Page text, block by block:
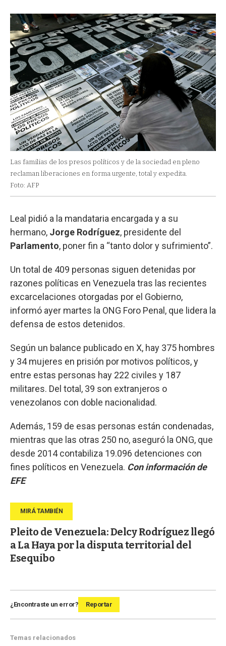
Las familias de los presos políticos y de la sociedad en pleno
reclaman liberaciones en forma urgente, total y expedita.
Foto: AFP
Leal pidió a la mandataria encargada y a su
hermano, Jorge Rodríguez, presidente del
Parlamento, poner fin a “tanto dolor y sufrimiento”.
Un total de 409 personas siguen detenidas por
razones políticas en Venezuela tras las recientes
excarcelaciones otorgadas por el Gobierno,
informó ayer martes la ONG Foro Penal, que lidera la
defensa de estos detenidos.
Según un balance publicado en X, hay 375 hombres
y 34 mujeres en prisión por motivos políticos, y
entre estas personas hay 222 civiles y 187
militares. Del total, 39 son extranjeros o
venezolanos con doble nacionalidad.
Además, 159 de esas personas están condenadas,
mientras que las otras 250 no, aseguró la ONG, que
desde 2014 contabiliza 19.096 detenciones con
fines políticos en Venezuela. Con información de
EFE
Pleito de Venezuela: Delcy Rodríguez llegó
a La Haya por la disputa territorial del
Esequibo
¿Encontraste un error? Reportar
Temas relacionados